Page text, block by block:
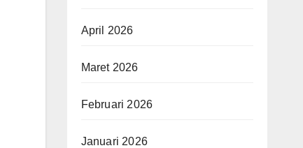
April 2026
Maret 2026
Februari 2026
Januari 2026